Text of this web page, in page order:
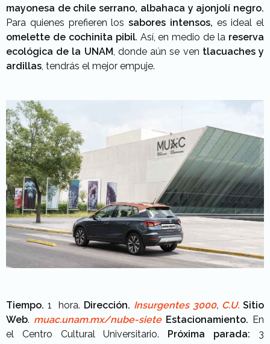
mayonesa de chile serrano, albahaca y ajonjolí negro.
Para quienes prefieren los sabores intensos, es ideal el
omelette de cochinita pibil. Así, en medio de la reserva
ecológica de la UNAM donde aún se ven tlacuaches y
ardillas , tendrás el mejor empuje.
Tiempo. 1 hora. Dirección. Insurgentes 3000, C.U. Sitio
Web. muac.unam.mx/nube-siete Estacionamiento. En
el Centro Cultural Universitario. Próxima parada: 3